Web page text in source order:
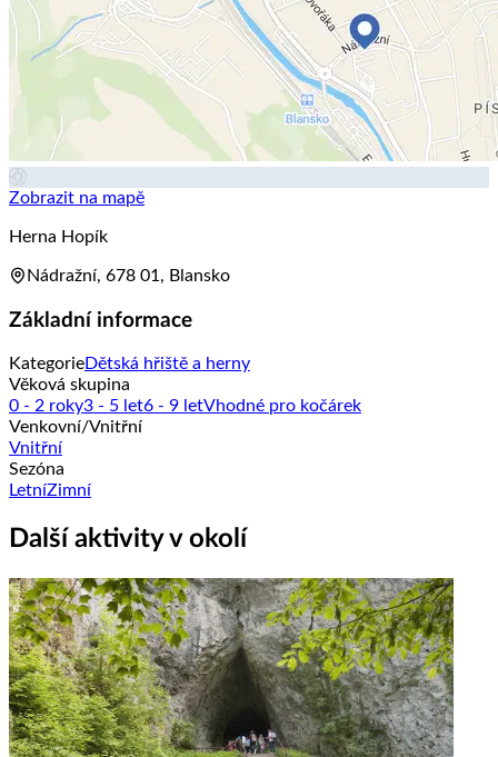
Zobrazit na mapě
Herna Hopík
Nádražní, 678 01, Blansko
Základní informace
KategorieDětská hřiště a herny
Věková skupina
0 - 2 roky3 - 5 let6 - 9 letVhodné pro kočárek
Venkovní/Vnitřní
Vnitřní
Sezóna
LetníZimní
Další aktivity v okolí